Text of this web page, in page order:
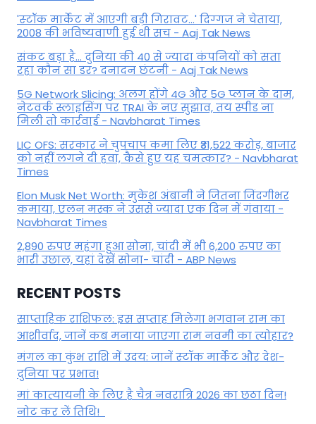
'स्‍टॉक मार्केट में आएगी बड़ी गिरावट...' दिग्‍गज ने चेताया,
2008 की भविष्यवाणी हुई थी सच - Aaj Tak News
संकट बड़ा है... दुनिया की 40 से ज्यादा कंपनियों को सता
रहा कौन सा डर? दनादन छंटनी - Aaj Tak News
5G Network Slicing: अलग होंगे 4G और 5G प्लान के दाम,
नेटवर्क स्लाइसिंग पर TRAI के नए सुझाव, तय स्पीड ना
मिली तो कार्रवाई - Navbharat Times
LIC OFS: सरकार ने चुपचाप कमा लिए ₹31,522 करोड़, बाजार
को नहीं लगने दी हवा, कैसे हुए यह चमत्कार? - Navbharat
Times
Elon Musk Net Worth: मुकेश अंबानी ने जितना जिंदगीभर
कमाया, एलन मस्क ने उससे ज्यादा एक दिन में गंवाया -
Navbharat Times
2,890 रुपए महंगा हुआ सोना, चांदी में भी 6,200 रुपए का
भारी उछाल, यहां देखें सोना- चांदी - ABP News
RECENT POSTS
साप्ताहिक राशिफल: इस सप्ताह मिलेगा भगवान राम का
आशीर्वाद, जानें कब मनाया जाएगा राम नवमी का त्योहार?
मंगल का कुंभ राशि में उदय: जानें स्‍टॉक मार्केट और देश-
दुनिया पर प्रभाव!
मां कात्‍यायनी के लिए है चैत्र नवरात्रि 2026 का छठा दिन!
नोट कर लें तिथि!